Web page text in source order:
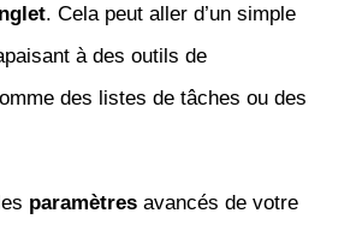
. Cela peut aller d’un simple
à des outils de
des listes de tâches ou des
paramètresavancés de votre